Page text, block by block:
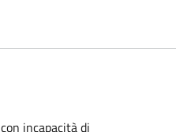
incapacità di